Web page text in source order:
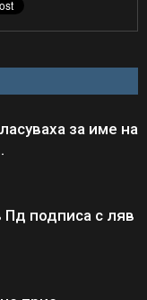
за име на
подписа с ляв